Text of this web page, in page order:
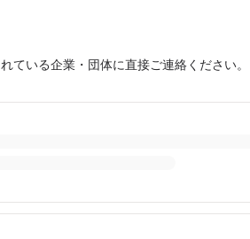
ている企業・団体に直接ご連絡ください。